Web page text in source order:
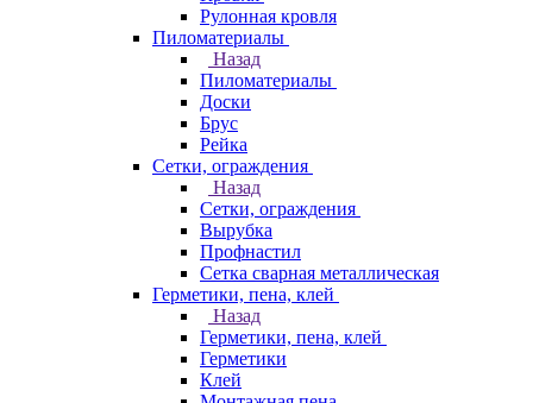
Рулонная кровля
Пиломатериалы
Назад
Пиломатериалы
Доски
Брус
Рейка
Сетки, ограждения
Назад
Сетки, ограждения
Вырубка
Профнастил
Сетка сварная металлическая
Герметики, пена, клей
Назад
Герметики, пена, клей
Герметики
Клей